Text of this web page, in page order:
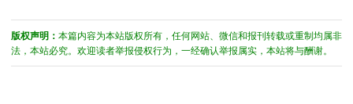
版权声明： 本篇内容为本站版权所有，任何网站、微信和报刊转载或重制均属非
法，本站必究。欢迎读者举报侵权行为，一经确认举报属实，本站将与酬谢。